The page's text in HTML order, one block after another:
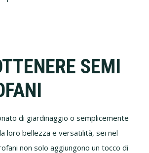
SEMI
di giardinaggio o semplicemente
loro bellezza e versatilità, sei nel
non solo aggiungono un tocco di